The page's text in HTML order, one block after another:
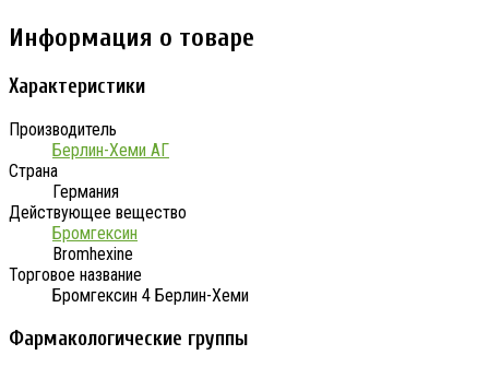
Информация о товаре
Характеристики
Производитель
Берлин-Хеми АГ
Страна
Германия
Действующее вещество
Бромгексин
Bromhexine
Торговое название
Бромгексин 4 Берлин-Хеми
Фармакологические группы